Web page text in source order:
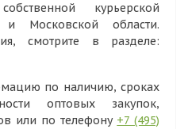
курьерской
Московской области.
смотрите в разделе:
по наличию, сроках
оптовых закупок,
или по телефону +7 (495)